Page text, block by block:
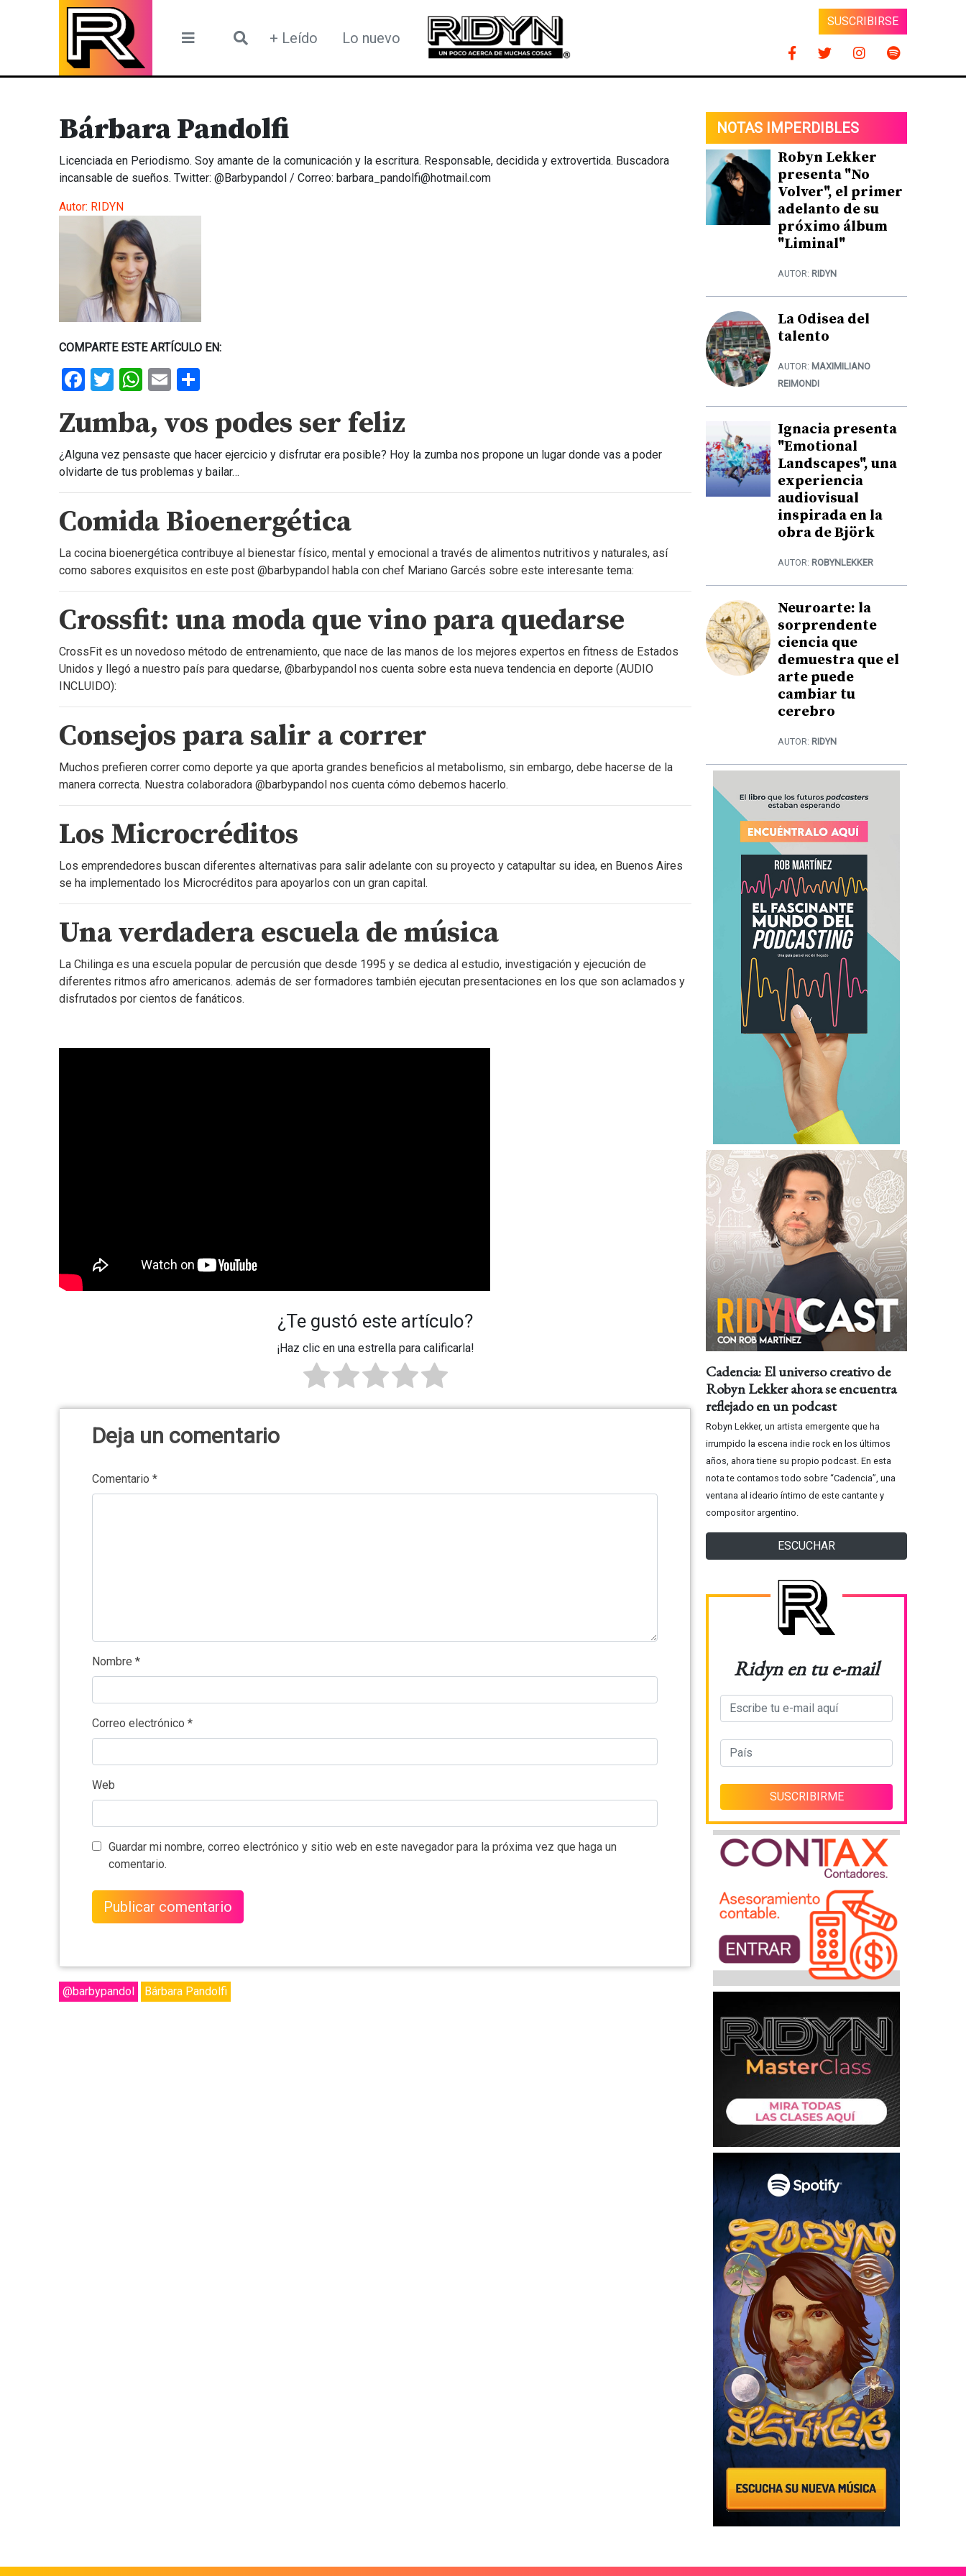
+ Leído Lo nuevo
SUSCRIBIRSE
Bárbara Pandolfi
Licenciada en Periodismo. Soy amante de la comunicación y la escritura. Responsable, decidida y extrovertida. Buscadora
incansable de sueños. Twitter: @Barbypandol / Correo: barbara_pandolfi@hotmail.com
Autor: RIDYN
COMPARTE ESTE ARTÍCULO EN:
Facebook
Twitter
WhatsApp
Email
Zumba, vos podes ser feliz
¿Alguna vez pensaste que hacer ejercicio y disfrutar era posible? Hoy la zumba nos propone un lugar donde vas a poder
olvidarte de tus problemas y bailar…
Comida Bioenergética
La cocina bioenergética contribuye al bienestar físico, mental y emocional a través de alimentos nutritivos y naturales, así
como sabores exquisitos en este post @barbypandol habla con chef Mariano Garcés sobre este interesante tema:
Crossfit: una moda que vino para quedarse
CrossFit es un novedoso método de entrenamiento, que nace de las manos de los mejores expertos en fitness de Estados
Unidos y llegó a nuestro país para quedarse, @barbypandol nos cuenta sobre esta nueva tendencia en deporte (AUDIO
INCLUIDO):
Consejos para salir a correr
Muchos prefieren correr como deporte ya que aporta grandes beneficios al metabolismo, sin embargo, debe hacerse de la
manera correcta. Nuestra colaboradora @barbypandol nos cuenta cómo debemos hacerlo.
Los Microcréditos
Los emprendedores buscan diferentes alternativas para salir adelante con su proyecto y catapultar su idea, en Buenos Aires
se ha implementado los Microcréditos para apoyarlos con un gran capital.
Una verdadera escuela de música
La Chilinga es una escuela popular de percusión que desde 1995 y se dedica al estudio, investigación y ejecución de
diferentes ritmos afro americanos. además de ser formadores también ejecutan presentaciones en los que son aclamados y
disfrutados por cientos de fanáticos.
¿Te gustó este artículo?
¡Haz clic en una estrella para calificarla!
Deja un comentario
Comentario *
Nombre *
Correo electrónico *
Web
Guardar mi nombre, correo electrónico y sitio web en este navegador para la próxima vez que haga un
comentario.
@barbypandol Bárbara Pandolfi
NOTAS IMPERDIBLES
Robyn Lekker
presenta "No
Volver", el primer
adelanto de su
próximo álbum
"Liminal"
AUTOR: RIDYN
La Odisea del
talento
AUTOR: MAXIMILIANO
REIMONDI
Ignacia presenta
"Emotional
Landscapes", una
experiencia
audiovisual
inspirada en la
obra de Björk
AUTOR: ROBYNLEKKER
Neuroarte: la
sorprendente
ciencia que
demuestra que el
arte puede
cambiar tu
cerebro
AUTOR: RIDYN
Cadencia: El universo creativo de
Robyn Lekker ahora se encuentra
reflejado en un podcast
Robyn Lekker, un artista emergente que ha
irrumpido la escena indie rock en los últimos
años, ahora tiene su propio podcast. En esta
nota te contamos todo sobre “Cadencia”, una
ventana al ideario íntimo de este cantante y
compositor argentino.
ESCUCHAR
Ridyn en tu e-mail